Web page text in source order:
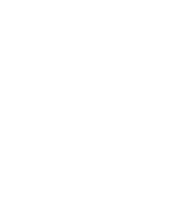
het kenmerkende,
combineert non-
flair. FRENCH AFFAIR
stijlvol flanerend over
een verslaving aan
De pure, sprankelende
om de rijkdom van een